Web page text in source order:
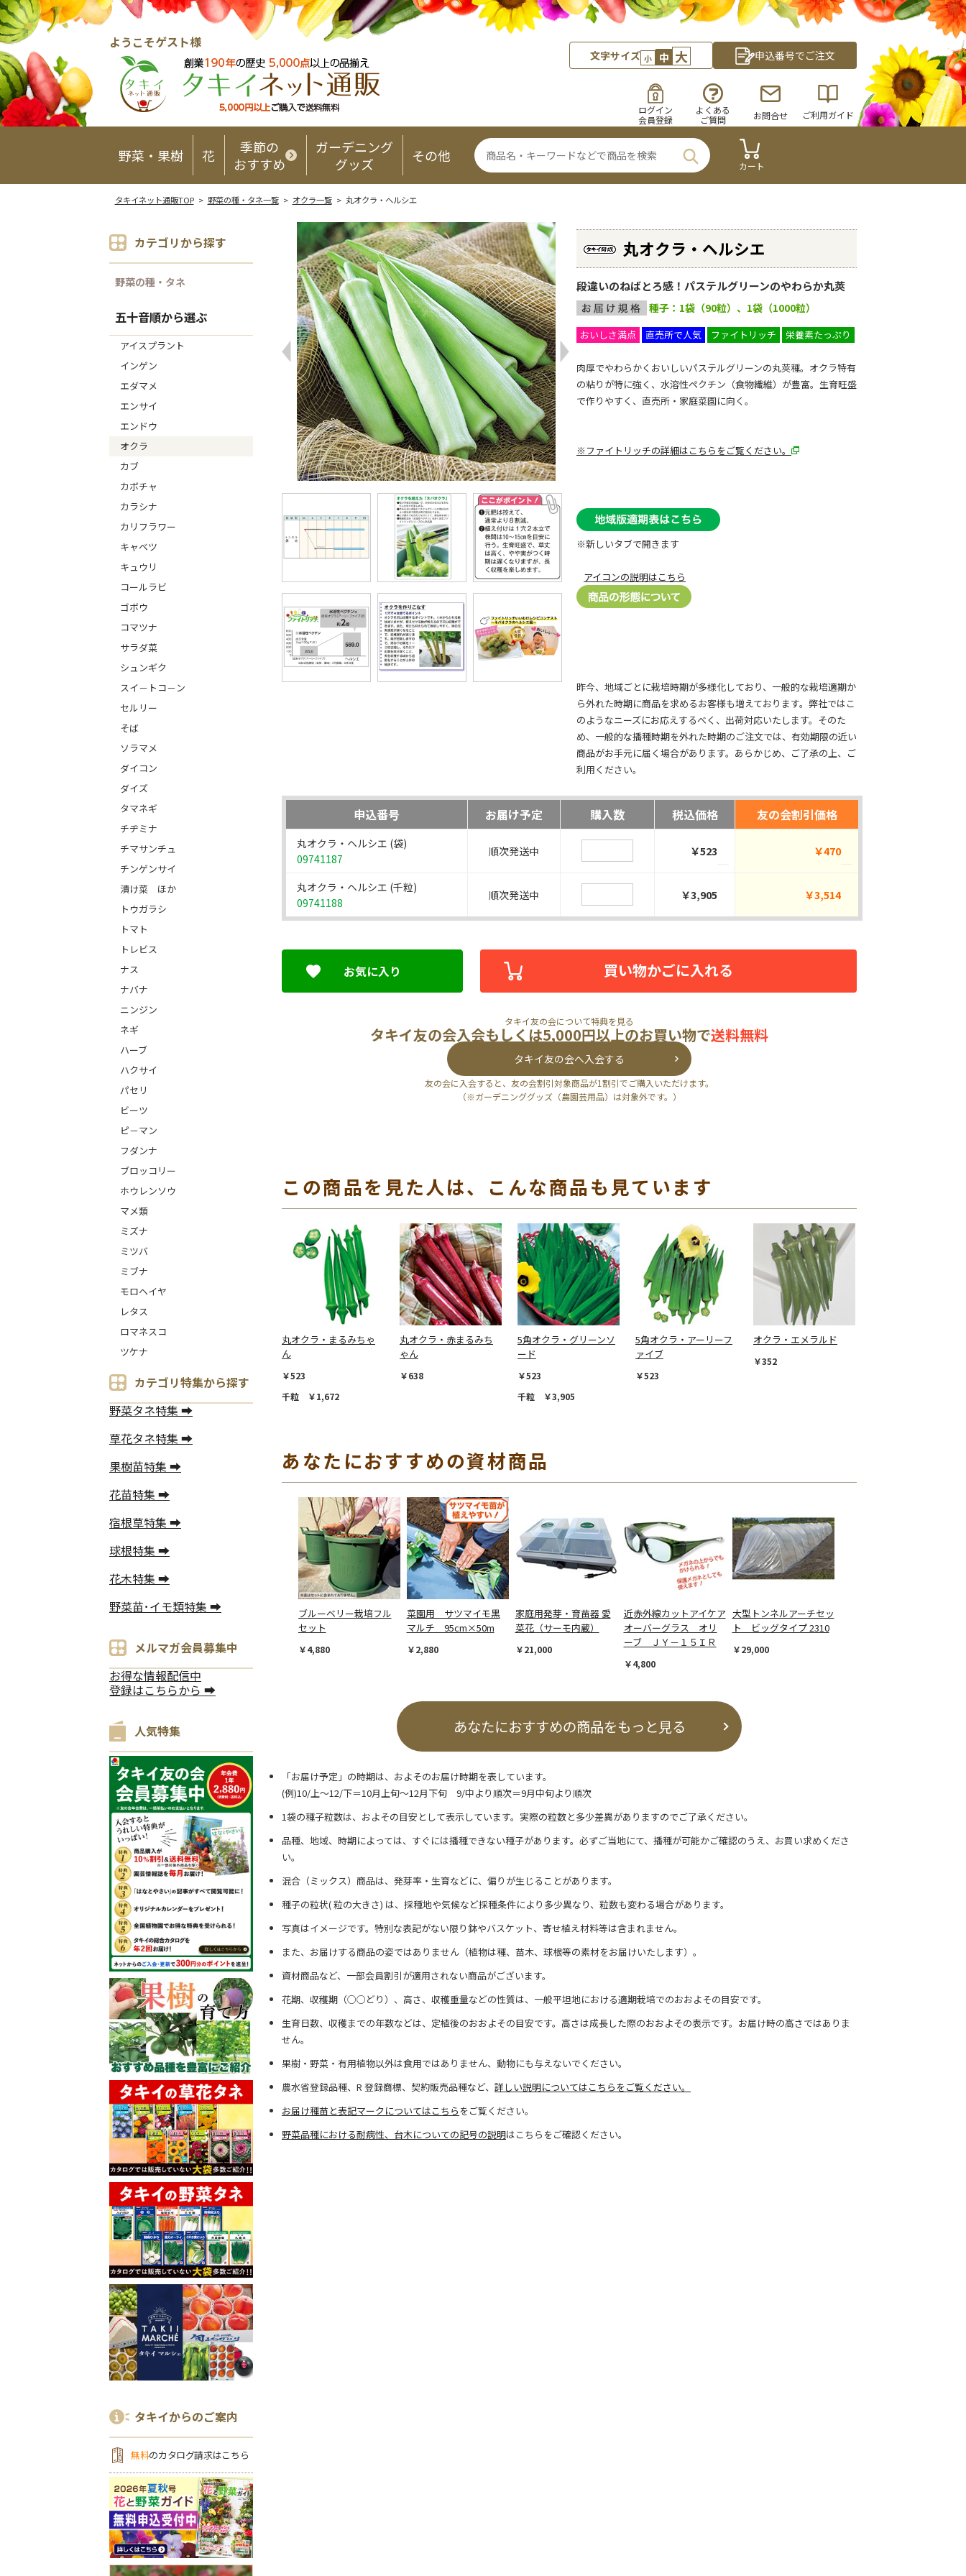
ようこそゲスト様
文字サイズ 小 中 大 申込番号でご注文
ログイン
会員登録
よくある
ご質問
お問合せ ご利用ガイド
野菜・果樹 花
季節の
おすすめ
ガーデニング
グッズ
その他
カート
タキイネット通販TOP> 野菜の種・タネ一覧> オクラ一覧> 丸オクラ・ヘルシエ
カテゴリから探す
野菜の種・タネ
五十音順から選ぶ
アイスプラント
インゲン
エダマメ
エンサイ
エンドウ
オクラ
カブ
カボチャ
カラシナ
カリフラワー
キャベツ
キュウリ
コールラビ
ゴボウ
コマツナ
サラダ菜
シュンギク
スイ－トコ－ン
セルリー
そば
ソラマメ
ダイコン
ダイズ
タマネギ
チヂミナ
チマサンチュ
チンゲンサイ
漬け菜 ほか
トウガラシ
トマト
トレビス
ナス
ナバナ
ニンジン
ネギ
ハーブ
ハクサイ
パセリ
ビーツ
ピ－マン
フダンナ
ブロッコリー
ホウレンソウ
マメ類
ミズナ
ミツバ
ミブナ
モロヘイヤ
レタス
ロマネスコ
ツケナ
カテゴリ特集から探す
野菜タネ特集 ➡
草花タネ特集 ➡
果樹苗特集 ➡
花苗特集 ➡
宿根草特集 ➡
球根特集 ➡
花木特集 ➡
野菜苗･イモ類特集 ➡
メルマガ会員募集中
お得な情報配信中
登録はこちらから ➡
人気特集
タキイからのご案内
無料のカタログ請求はこちら
丸オクラ・ヘルシエ
段違いのねばとろ感！パステルグリーンのやわらか丸莢
種子：1袋（90粒）、1袋（1000粒）
おいしさ満点 直売所で人気 ファイトリッチ 栄養素たっぷり
肉厚でやわらかくおいしいパステルグリーンの丸莢種。オクラ特有
の粘りが特に強く、水溶性ペクチン（食物繊維）が豊富。生育旺盛
で作りやすく、直売所・家庭菜園に向く。
※ファイトリッチの詳細はこちらをご覧ください。
※新しいタブで開きます
アイコンの説明はこちら
昨今、地域ごとに栽培時期が多様化しており、一般的な栽培適期か
ら外れた時期に商品を求めるお客様も増えております。弊社ではこ
のようなニーズにお応えするべく、出荷対応いたします。そのた
め、一般的な播種時期を外れた時期のご注文では、有効期限の近い
商品がお手元に届く場合があります。あらかじめ、ご了承の上、ご
利用ください。
申込番号 お届け予定 購入数 税込価格 友の会割引価格
丸オクラ・ヘルシエ (袋)
09741187
順次発送中 ￥523 ￥470
丸オクラ・ヘルシエ (千粒)
09741188
順次発送中 ￥3,905 ￥3,514
お気に入り 買い物かごに入れる
タキイ友の会について特典を見る
タキイ友の会入会もしくは5,000円以上のお買い物で送料無料
タキイ友の会へ入会する
友の会に入会すると、友の会割引対象商品が1割引でご購入いただけます。
（※ガーデニンググッズ（農園芸用品）は対象外です。）
この商品を見た人は、こんな商品も見ています
丸オクラ・まるみちゃ
ん
￥523
千粒 ￥1,672
丸オクラ・赤まるみち
ゃん
￥638
5角オクラ・グリーンソ
ード
￥523
千粒 ￥3,905
5角オクラ・アーリーフ
ァイブ
￥523
オクラ・エメラルド
￥352
あなたにおすすめの資材商品
ブルーベリー栽培フル
セット
￥4,880
菜園用 サツマイモ黒
マルチ 95cm×50m
￥2,880
家庭用発芽・育苗器 愛
菜花（サーモ内蔵）
￥21,000
近赤外線カットアイケア
オーバーグラス オリ
ーブ ＪＹ－１５ＩＲ
￥4,800
大型トンネルアーチセッ
ト ビッグタイプ 2310
￥29,000
あなたにおすすめの商品をもっと見る
「お届け予定」の時期は、およそのお届け時期を表しています。
(例)10/上～12/下＝10月上旬～12月下旬 9/中より順次＝9月中旬より順次
1袋の種子粒数は、およその目安として表示しています。実際の粒数と多少差異がありますのでご了承ください。
品種、地域、時期によっては、すぐには播種できない種子があります。必ずご当地にて、播種が可能かご確認のうえ、お買い求めくださ
い。
混合（ミックス）商品は、発芽率・生育などに、偏りが生じることがあります。
種子の粒状( 粒の大きさ) は、採種地や気候など採種条件により多少異なり、粒数も変わる場合があります。
写真はイメージです。特別な表記がない限り鉢やバスケット、寄せ植え材料等は含まれません。
また、お届けする商品の姿ではありません（植物は種、苗木、球根等の素材をお届けいたします）。
資材商品など、一部会員割引が適用されない商品がございます。
花期、収穫期（○○どり）、高さ、収穫重量などの性質は、一般平坦地における適期栽培でのおおよその目安です。
生育日数、収穫までの年数などは、定植後のおおよその目安です。高さは成長した際のおおよその表示です。お届け時の高さではありま
せん。
果樹・野菜・有用植物以外は食用ではありません、動物にも与えないでください。
農水省登録品種、R 登録商標、契約販売品種など、 詳しい説明についてはこちらをご覧ください。
お届け種苗と表記マークについてはこちら をご覧ください。
野菜品種における耐病性、台木についての記号の説明はこちらをご確認ください。